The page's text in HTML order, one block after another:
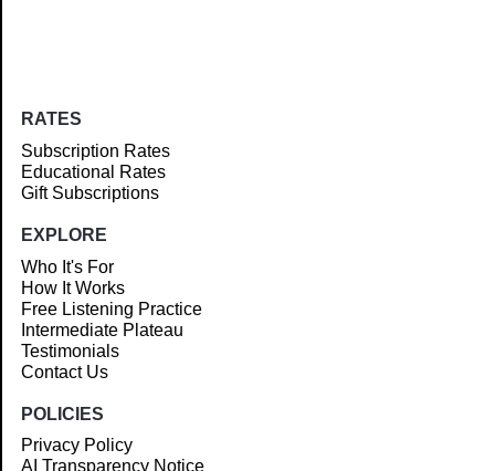
RATES
Subscription Rates
Educational Rates
Gift Subscriptions
EXPLORE
Who It's For
How It Works
Free Listening Practice
Intermediate Plateau
Testimonials
Contact Us
POLICIES
Privacy Policy
AI Transparency Notice